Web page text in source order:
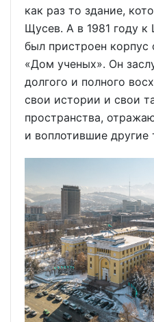
как раз то здание,
Щусев. А в 1981 году
был пристроен
«Дом ученых». Он
долгого и полного
свои истории и свои
пространства,
и воплотившие другие